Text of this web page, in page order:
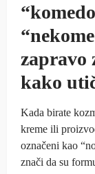
zapravo
kako
Kada birate
kreme ili
označeni kao
znači da su